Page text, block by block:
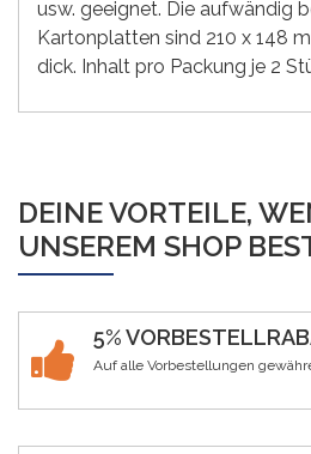
usw. geeignet. Die aufwändig
Kartonplatten sind 210 x 148
dick. Inhalt pro Packung je 2
DEINE VORTEILE,
UNSEREM SHOP
5%
Auf alle Vorbestellungen